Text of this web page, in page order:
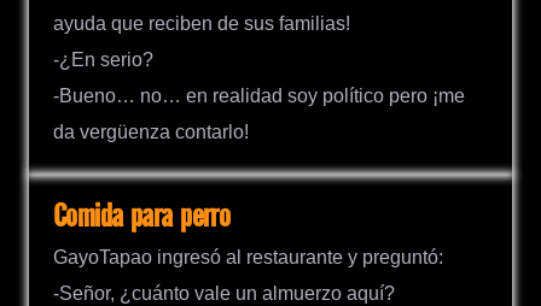
ayuda que reciben de sus familias!
-¿En serio?
-Bueno… no… en realidad soy político pero ¡me
da vergüenza contarlo!
Comida para perro
GayoTapao ingresó al restaurante y preguntó:
-Señor, ¿cuánto vale un almuerzo aquí?